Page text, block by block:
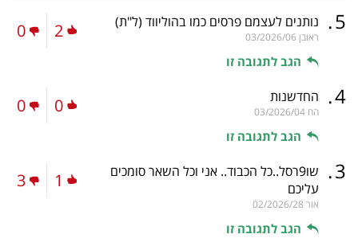
5
. נותנים לעצמם פרסים כמו בהוליווד (ל"ת)
ראובן 03/2026/06
הגב לתגובה זו
2
0
4
. החדשנות
הח 03/2026/04
הגב לתגובה זו
0
0
3
.
שו9רסל..כל הכבוד.. אני וכל השאר סומכים
עליכם
אור 02/2026/28
הגב לתגובה זו
1
3